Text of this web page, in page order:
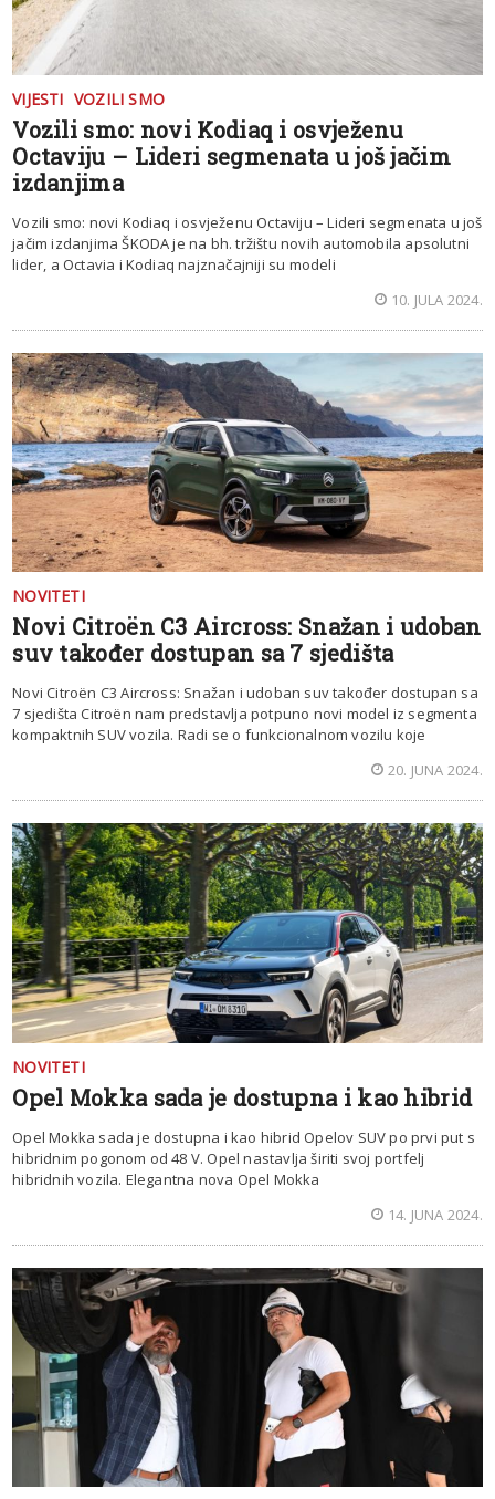
VIJESTI VOZILI SMO
Vozili smo: novi Kodiaq i osvježenu
Octaviju – Lideri segmenata u još jačim
izdanjima
Vozili smo: novi Kodiaq i osvježenu Octaviju – Lideri segmenata u još
jačim izdanjima ŠKODA je na bh. tržištu novih automobila apsolutni
lider, a Octavia i Kodiaq najznačajniji su modeli
10. JULA 2024.
NOVITETI
Novi Citroën C3 Aircross: Snažan i udoban
suv također dostupan sa 7 sjedišta
Novi Citroën C3 Aircross: Snažan i udoban suv također dostupan sa
7 sjedišta Citroën nam predstavlja potpuno novi model iz segmenta
kompaktnih SUV vozila. Radi se o funkcionalnom vozilu koje
20. JUNA 2024.
NOVITETI
Opel Mokka sada je dostupna i kao hibrid
Opel Mokka sada je dostupna i kao hibrid Opelov SUV po prvi put s
hibridnim pogonom od 48 V. Opel nastavlja širiti svoj portfelj
hibridnih vozila. Elegantna nova Opel Mokka
14. JUNA 2024.